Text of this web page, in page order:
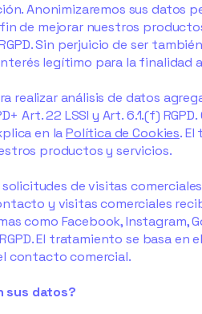
Anonimizaremos sus datos
de mejorar nuestros
Sin perjuicio de ser
legítimo para la finalidad
realizar análisis de datos
Art. 22 LSSI y Art. 6.1.(f)
en laPolítica de Cookies.
productos y servicios.
solicitudes de visitas
y visitas comerciales
como Facebook, Instagram,
RGPD. El tratamiento se basa
contacto comercial.
sus datos?